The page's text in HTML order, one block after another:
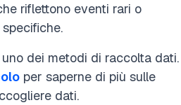
riflettono eventi rari o
dei metodi di raccolta dati.
per saperne di più sulle
dati.